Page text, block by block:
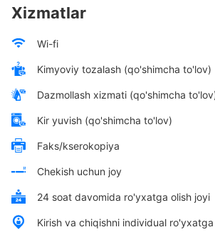
Xizmatlar
Wi-fi
Kimyoviy tozalash (qo'shimcha to'lov)
Dazmollash xizmati (qo'shimcha
Kir yuvish (qo'shimcha to'lov)
Faks/kserokopiya
Chekish uchun joy
24 soat davomida ro'yxatga olish joyi
Kirish va chiqishni individual